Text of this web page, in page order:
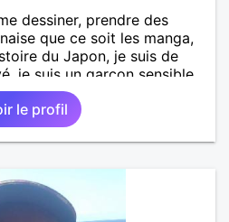
dessiner, prendre des
que ce soit les manga,
du Japon, je suis de
je suis un garçon sensible
le profil